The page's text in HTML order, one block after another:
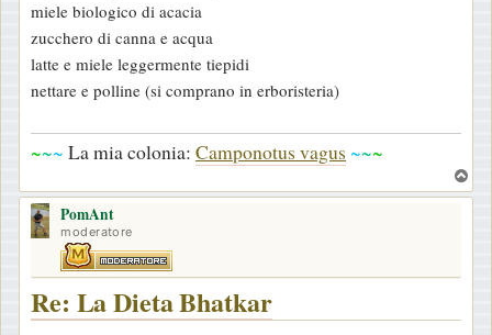
miele biologico di acacia
zucchero di canna e acqua
latte e miele leggermente tiepidi
nettare e polline (si comprano in erboristeria)
~~~ La mia colonia: Camponotus vagus ~~~
o
PomAnt
moderatore
Re: La Dieta Bhatkar